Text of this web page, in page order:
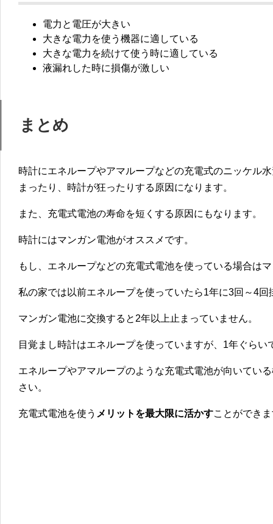
電力と電圧が大きい
大きな電力を使う機器に適している
大きな電力を続けて使う時に適している
液漏れした時に損傷が激しい
まとめ
時計にエネループやアマループなどの充電式のニッケル
まったり、時計が狂ったりする原因 になります。
また、充電式電池の寿命を短くする原因にもなります。
時計にはマンガン電池がオススメ です。
もし、エネループなどの充電式電池を使っている場合は
私の家では以前エネループを使っていたら1年に3回～4
マンガン電池に交換すると2年以上止まっていません。
目覚まし時計はエネループを使っていますが、1年ぐらい
エネループやアマループのような充電式電池が向いてい
さい。
充電式電池を使う メリットを最大限に活かすことができ